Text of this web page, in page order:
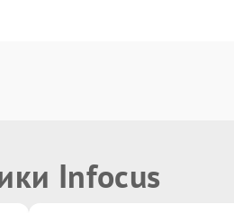
Infocus